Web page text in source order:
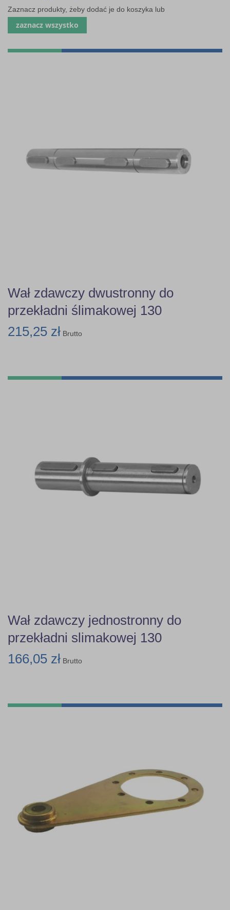
Zaznacz produkty, żeby dodać je do koszyka lub
zaznacz wszystko
Wał zdawczy dwustronny do
przekładni ślimakowej 130
215,25 zł Brutto
Wał zdawczy jednostronny do
przekładni slimakowej 130
166,05 zł Brutto